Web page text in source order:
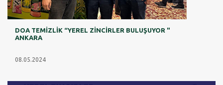
DOA TEMİZLİK “YEREL ZİNCİRLER BULUŞUYOR "
ANKARA
08.05.2024